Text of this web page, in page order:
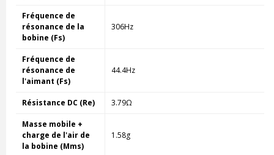
Fréquence de
résonance de la
bobine (Fs)
306Hz
Fréquence de
résonance de
l'aimant (Fs)
44.4Hz
Résistance DC (Re) 3.79Ω
Masse mobile +
charge de l'air de
la bobine (Mms)
1.58g